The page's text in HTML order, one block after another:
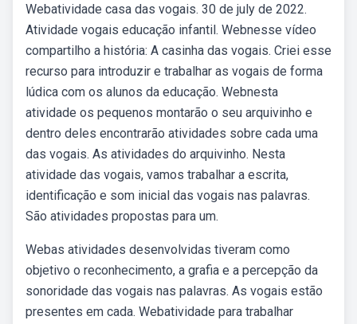
Webatividade casa das vogais. 30 de july de 2022.
Atividade vogais educação infantil. Webnesse vídeo
compartilho a história: A casinha das vogais. Criei esse
recurso para introduzir e trabalhar as vogais de forma
lúdica com os alunos da educação. Webnesta
atividade os pequenos montarão o seu arquivinho e
dentro deles encontrarão atividades sobre cada uma
das vogais. As atividades do arquivinho. Nesta
atividade das vogais, vamos trabalhar a escrita,
identificação e som inicial das vogais nas palavras.
São atividades propostas para um.
Webas atividades desenvolvidas tiveram como
objetivo o reconhecimento, a grafia e a percepção da
sonoridade das vogais nas palavras. As vogais estão
presentes em cada. Webatividade para trabalhar